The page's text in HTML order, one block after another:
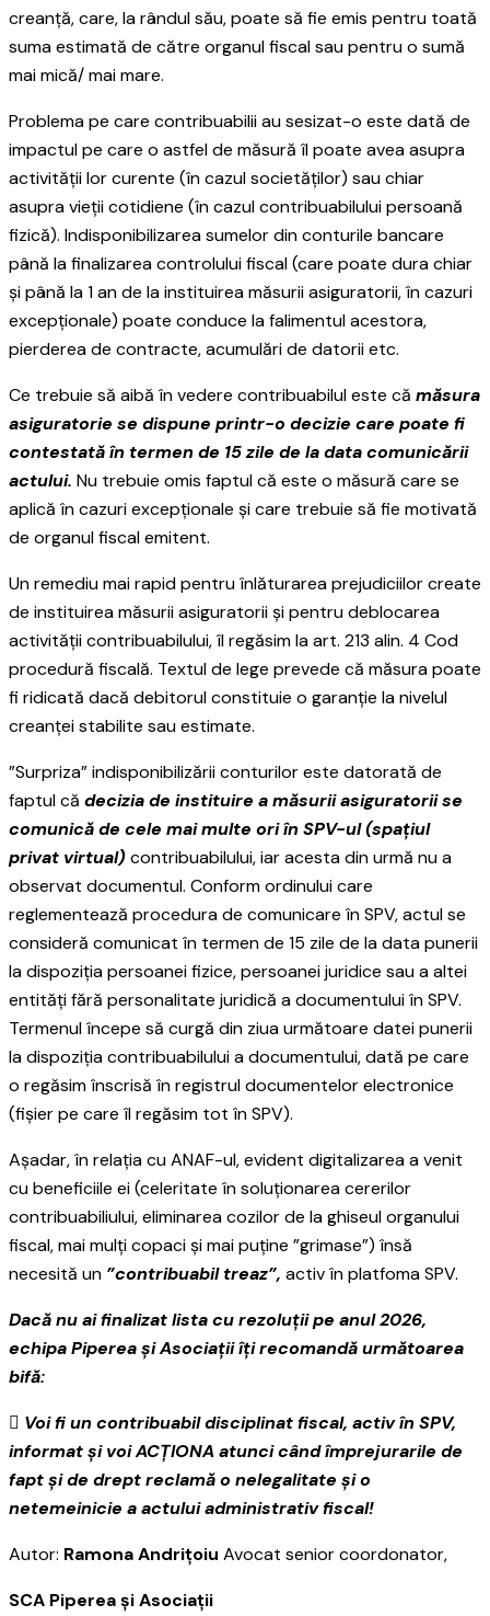
creanță, care, la rândul său, poate să fie emis pentru toată
suma estimată de către organul fiscal sau pentru o sumă
mai mică/ mai mare.
Problema pe care contribuabilii au sesizat-o este dată de
impactul pe care o astfel de măsură îl poate avea asupra
activității lor curente (în cazul societăților) sau chiar
asupra vieții cotidiene (în cazul contribuabilului persoană
fizică). Indisponibilizarea sumelor din conturile bancare
până la finalizarea controlului fiscal (care poate dura chiar
și până la 1 an de la instituirea măsurii asiguratorii, în cazuri
excepționale) poate conduce la falimentul acestora,
pierderea de contracte, acumulări de datorii etc.
Ce trebuie să aibă în vedere contribuabilul este că măsura
asiguratorie se dispune printr-o decizie care poate fi
contestată în termen de 15 zile de la data comunicării
actului. Nu trebuie omis faptul că este o măsură care se
aplică în cazuri excepționale și care trebuie să fie motivată
de organul fiscal emitent.
Un remediu mai rapid pentru înlăturarea prejudiciilor create
de instituirea măsurii asiguratorii și pentru deblocarea
activității contribuabilului, îl regăsim la art. 213 alin. 4 Cod
procedură fiscală. Textul de lege prevede că măsura poate
fi ridicată dacă debitorul constituie o garanție la nivelul
creanței stabilite sau estimate.
”Surpriza” indisponibilizării conturilor este datorată de
faptul că decizia de instituire a măsurii asiguratorii se
comunică de cele mai multe ori în SPV-ul (spațiul
privat virtual)contribuabilului, iar acesta din urmă nu a
observat documentul. Conform ordinului care
reglementează procedura de comunicare în SPV, actul se
consideră comunicat în termen de 15 zile de la data punerii
la dispoziţia persoanei fizice, persoanei juridice sau a altei
entităţi fără personalitate juridică a documentului în SPV.
Termenul începe să curgă din ziua următoare datei punerii
la dispoziţia contribuabilului a documentului, dată pe care
o regăsim înscrisă în registrul documentelor electronice
(fișier pe care îl regăsim tot în SPV).
Așadar, în relația cu ANAF-ul, evident digitalizarea a venit
cu beneficiile ei (celeritate în soluționarea cererilor
contribuabiliului, eliminarea cozilor de la ghiseul organului
fiscal, mai mulți copaci și mai puține ”grimase”) însă
necesită un ”contribuabil treaz”, activ în platfoma SPV.
Dacă nu ai finalizat lista cu rezoluții pe anul 2026,
echipa Piperea și Asociații îți recomandă următoarea
bifă:
 Voi fi un contribuabil disciplinat fiscal, activ în SPV,
informat și voi ACȚIONA atunci când împrejurarile de
fapt și de drept reclamă o nelegalitate și o
netemeinicie a actului administrativ fiscal!
Autor: Ramona Andrițoiu Avocat senior coordonator,
SCA Piperea și Asociații